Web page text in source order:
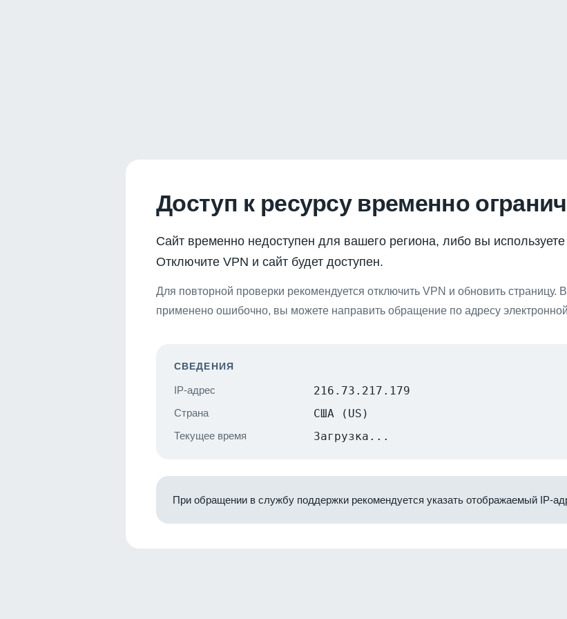
Доступ к ресурсу временно
Сайт временно недоступен для вашего региона, либо вы
Отключите VPN и сайт будет доступен.
Для повторной проверки рекомендуется отключить VPN и обновить страницу.
применено ошибочно, вы можете направить обращение по адресу
СВЕДЕНИЯ
IP-адрес 216.73.217.179
Страна США (US)
Текущее время Загрузка...
При обращении в службу поддержки рекомендуется указать отображаемый IP-